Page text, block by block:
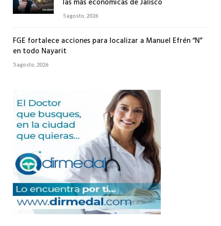
las más económicas de Jalisco
5 agosto, 2026
FGE fortalece acciones para localizar a Manuel Efrén “N”
en todo Nayarit
5 agosto, 2026